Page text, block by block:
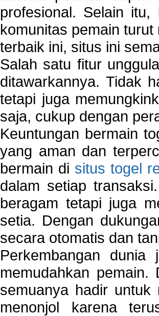
profesional. Selain
komunitas pemain
terbaik ini, situs ini
Salah satu fitur
ditawarkannya. Tidak
tetapi juga
saja, cukup dengan
Keuntungan bermain
yang aman dan
bermain di situs togel
dalam setiap
beragam tetapi juga
setia. Dengan
secara otomatis dan
Perkembangan
memudahkan
semuanya hadir
menonjol karena